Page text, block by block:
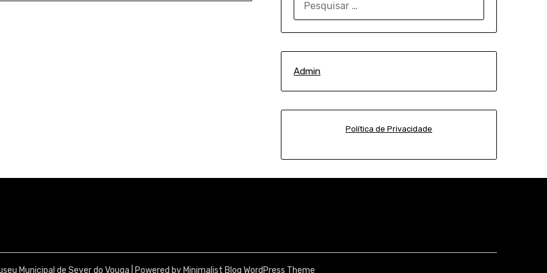
Admin
Política de Privacidade
Municipal de Sever do Vouga | Powered by Minimalist Blog WordPress Theme